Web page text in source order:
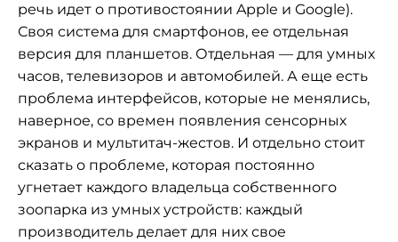
речь идет о противостоянии Apple и Google).
Своя система для смартфонов, ее отдельная
версия для планшетов. Отдельная — для умных
часов, телевизоров и автомобилей. А еще есть
проблема интерфейсов, которые не менялись,
наверное, со времен появления сенсорных
экранов и мультитач-жестов. И отдельно стоит
сказать о проблеме, которая постоянно
угнетает каждого владельца собственного
зоопарка из умных устройств: каждый
производитель делает для них свое